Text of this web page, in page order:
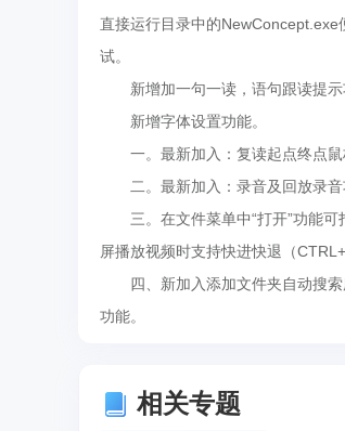
直接运行目录中的
试。
新增加一句一读，语句跟读提示
新增字体设置功能。
一。最新加入：复读起点终点鼠
二。最新加入：录音及回放录音
三。在文件菜单中“打开”功能可
屏播放视频时支持快进快退（
四、新加入添加文件夹自动搜索
功能。
相关专题